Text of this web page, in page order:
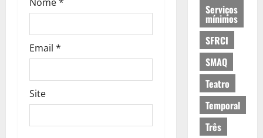
s
Email *
Site
Serviços
mínimos
SFRCI
SMAQ
Teatro
Temporal
Três